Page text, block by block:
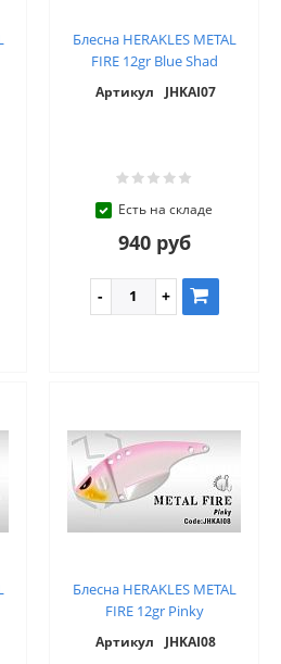
Блесна HERAKLES METAL
FIRE 12gr Blue Shad
Артикул JHKAI07
Есть на складе
940 руб
Блесна HERAKLES METAL
FIRE 12gr Pinky
Артикул JHKAI08